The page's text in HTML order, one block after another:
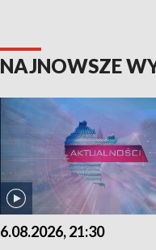
NAJNOWSZE
6.08.2026, 21:30